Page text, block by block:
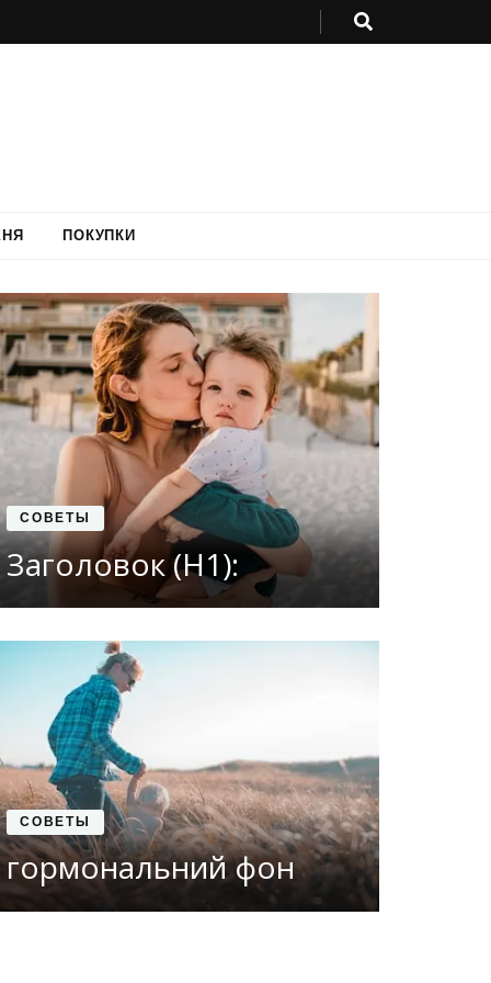
ПОКУПКИ
СОВЕТЫ
Заголовок (H1):
СОВЕТЫ
гормональний фон